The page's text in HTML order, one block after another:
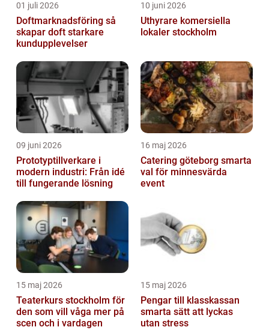
01 juli 2026
Doftmarknadsföring så
skapar doft starkare
kundupplevelser
10 juni 2026
Uthyrare komersiella
lokaler stockholm
09 juni 2026
Prototyptillverkare i
modern industri: Från idé
till fungerande lösning
16 maj 2026
Catering göteborg smarta
val för minnesvärda
event
15 maj 2026
Teaterkurs stockholm för
den som vill våga mer på
scen och i vardagen
15 maj 2026
Pengar till klasskassan
smarta sätt att lyckas
utan stress